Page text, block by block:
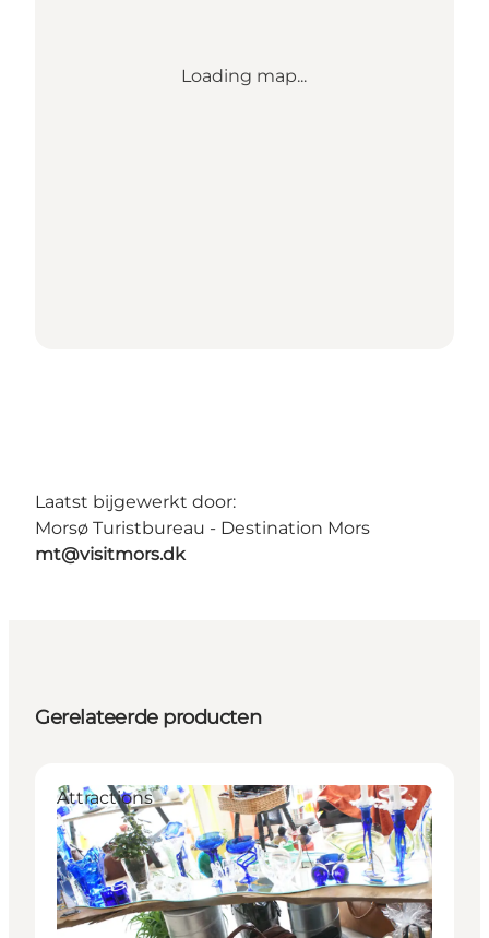
Loading map...
Laatst bijgewerkt door:
Morsø Turistbureau - Destination Mors
mt@visitmors.dk
Gerelateerde producten
Attractions